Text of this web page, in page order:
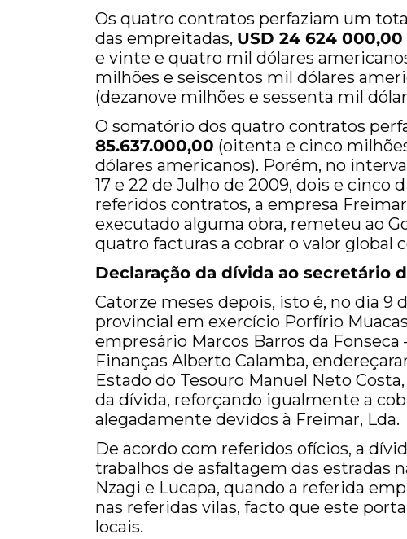
Os quatro contratos perfaziam um
das empreitadas, USD 24 624 000,00
e vinte e quatro mil dólares
milhões e seiscentos mil dólares
(dezanove milhões e sessenta mil
O somatório dos quatro contratos
85.637.000,00 (oitenta e cinco
dólares americanos). Porém, no
17 e 22 de Julho de 2009, dois e cinco
referidos contratos, a empresa
executado alguma obra, remeteu ao
quatro facturas a cobrar o valor global
Declaração da dívida ao secretário
Catorze meses depois, isto é, no dia 9
provincial em exercício Porfírio
empresário Marcos Barros da
Finanças Alberto Calamba,
Estado do Tesouro Manuel Neto
da dívida, reforçando igualmente a
alegadamente devidos à Freimar, Lda.
De acordo com referidos ofícios, a
trabalhos de asfaltagem das estradas
Nzagi e Lucapa, quando a referida
nas referidas vilas, facto que este
locais.